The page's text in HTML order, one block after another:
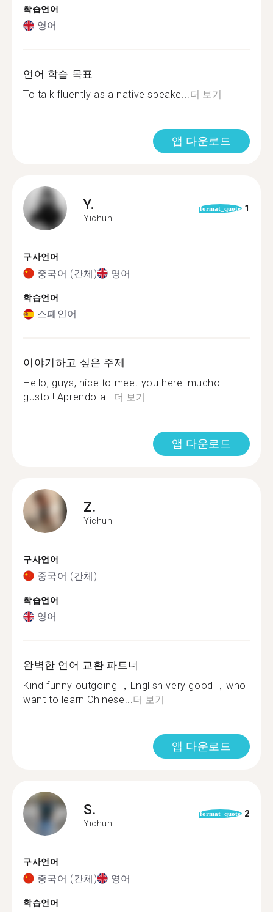
학습언어
영어
언어 학습 목표
To talk fluently as a native speake...더 보기
앱 다운로드
Y.
Yichun
format_quote 1
구사언어
중국어 (간체) 영어
학습언어
스페인어
이야기하고 싶은 주제
Hello, guys, nice to meet you here! mucho
gusto!! Aprendo a...더 보기
앱 다운로드
Z.
Yichun
구사언어
중국어 (간체)
학습언어
영어
완벽한 언어 교환 파트너
Kind funny outgoing ，English very good ，who
want to learn Chinese...더 보기
앱 다운로드
S.
Yichun
format_quote 2
구사언어
중국어 (간체) 영어
학습언어